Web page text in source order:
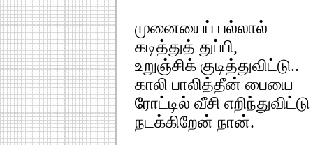
முனையைப் பல்லால்
கடித்துத் துப்பி,
உறுஞ்சிக் குடித்துவிட்டு..
காலி பாலித்தீன் பையை
ரோட்டில் வீசி எறிந்துவிட்டு
நடக்கிறேன் நான்.